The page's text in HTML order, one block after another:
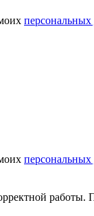
работы.